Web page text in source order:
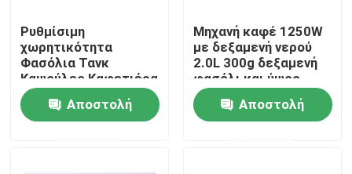
Σπίτι
Προϊόντα
Εμφάνιση VR
Ρυθμίσιμη
χωρητικότητα
Φασόλια Τανκ
Καψούλες Καφετιέρα
1250W Δύναμη για
τέλεια ζύμηΑποστολή
Μηχανή καφέ 1250W
με δεξαμενή νερού
2.0L 300g δεξαμενή
φασόλι και ύψος
εξόδου καφέ 70-
140mm Αποστολή